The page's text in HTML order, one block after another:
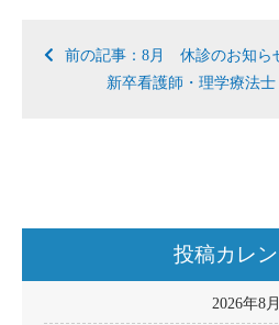
前の記事：8月 休診のお知ら
新卒看護師・理学療法
投稿カレ
2026年8月